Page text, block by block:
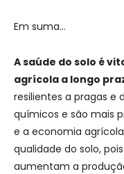
Em suma…
A saúde do solo é
agrícola a longo
resilientes a pragas e
químicos e são mais
e a economia
qualidade do solo,
aumentam a